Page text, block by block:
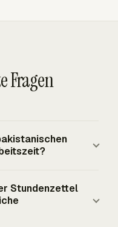
Fragen
Intervalle
Recht als
Stundenzettel